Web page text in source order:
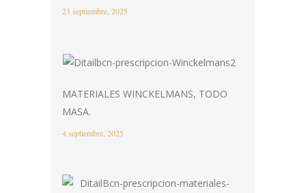
23 septiembre, 2025
MATERIALES WINCKELMANS, TODO
MASA.
4 septiembre, 2025